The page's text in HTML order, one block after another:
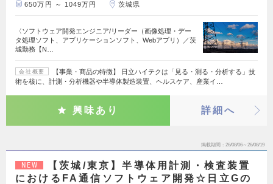
650万円 ～ 1049万円 茨城県
〈ソフトウェア開発エンジニア/リーダー（画像処理・デー
タ処理ソフト、アプリケーションソフト、Webアプリ）／茨
城勤務【N…
会社概要
【事業・商品の特徴】 日立ハイテクは「見る・測る・分析する」技
術を核に、計測・分析機器や半導体製造装置、ヘルスケア、産業イ…
興味あり 詳細へ
掲載期間 26/08/06～26/08/19
NEW
【茨城/東京】半導体用計測・検査装置
におけるFA通信ソフトウェア開発☆日立Gの